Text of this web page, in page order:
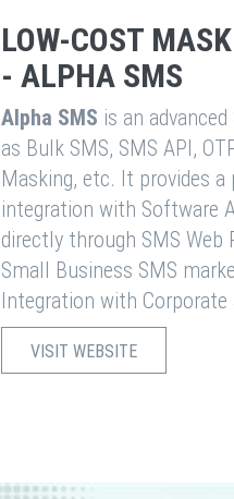
LOW-COST
- ALPHA SMS
Alpha SMS is an
as Bulk SMS, SMS API,
Masking, etc. It provides
integration with Software
directly through SMS Web
Small Business SMS
Integration with
VISIT WEBSITE